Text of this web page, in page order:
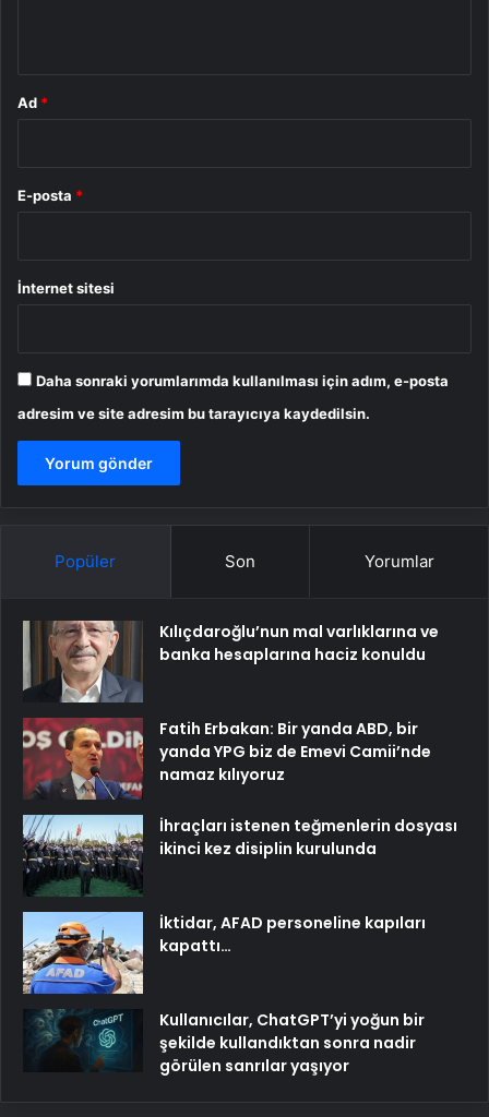
Ad *
E-posta *
İnternet sitesi
Daha sonraki yorumlarımda kullanılması için adım, e-posta
adresim ve site adresim bu tarayıcıya kaydedilsin.
Popüler Son Yorumlar
Kılıçdaroğlu’nun mal varlıklarına ve
banka hesaplarına haciz konuldu
Fatih Erbakan: Bir yanda ABD, bir
yanda YPG biz de Emevi Camii’nde
namaz kılıyoruz
İhraçları istenen teğmenlerin dosyası
ikinci kez disiplin kurulunda
İktidar, AFAD personeline kapıları
kapattı…
Kullanıcılar, ChatGPT’yi yoğun bir
şekilde kullandıktan sonra nadir
görülen sanrılar yaşıyor